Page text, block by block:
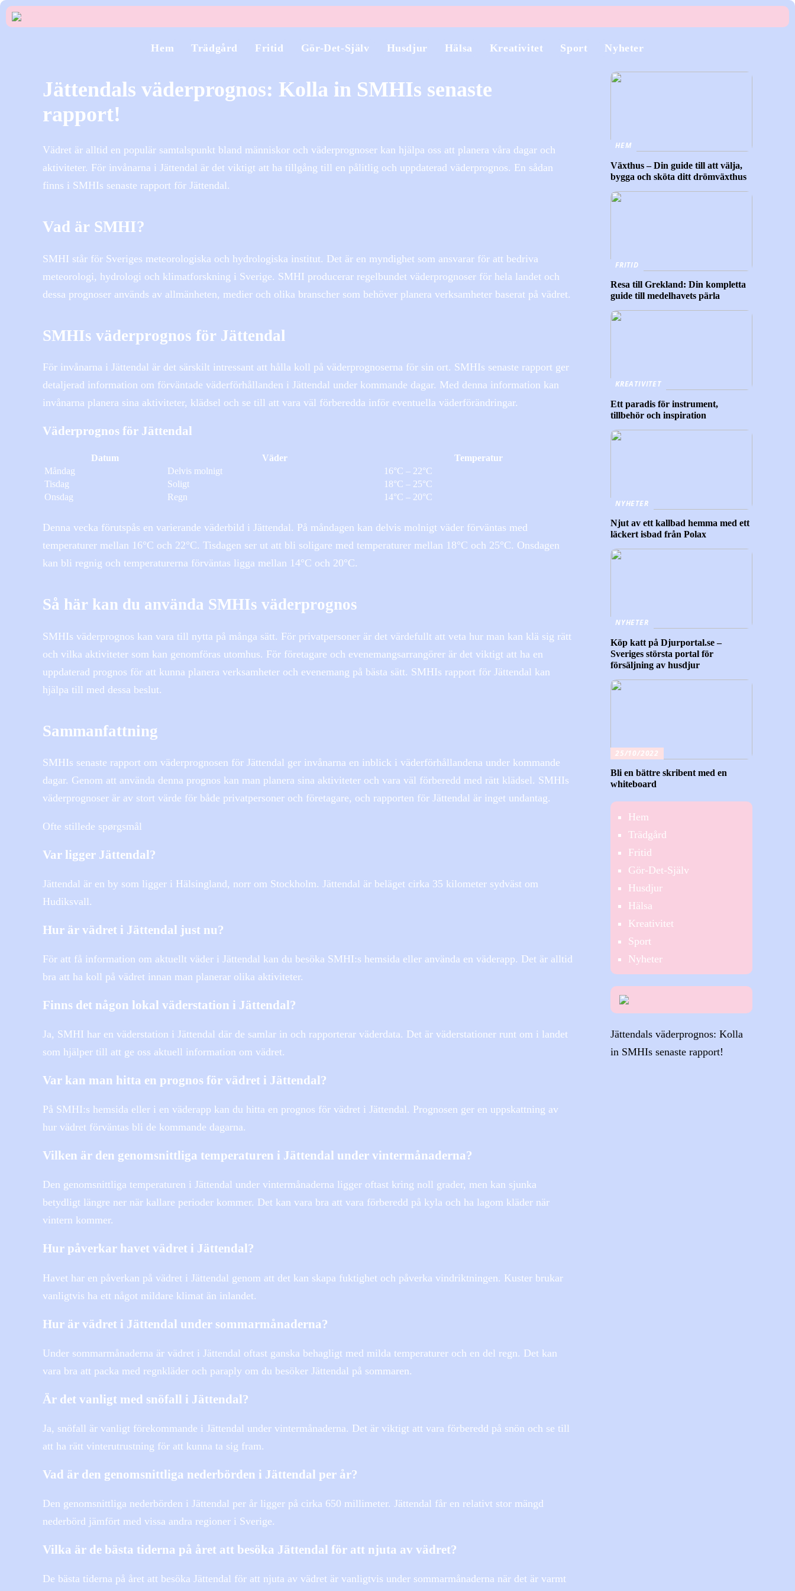
Hem Trädgård Fritid Gör-Det-Själv Husdjur Hälsa Kreativitet Sport Nyheter
Jättendals väderprognos: Kolla in SMHIs senaste
rapport!
Vädret är alltid en populär samtalspunkt bland människor och väderprognoser kan hjälpa oss att planera våra dagar och
aktiviteter. För invånarna i Jättendal är det viktigt att ha tillgång till en pålitlig och uppdaterad väderprognos. En sådan
finns i SMHIs senaste rapport för Jättendal.
Vad är SMHI?
SMHI står för Sveriges meteorologiska och hydrologiska institut. Det är en myndighet som ansvarar för att bedriva
meteorologi, hydrologi och klimatforskning i Sverige. SMHI producerar regelbundet väderprognoser för hela landet och
dessa prognoser används av allmänheten, medier och olika branscher som behöver planera verksamheter baserat på vädret.
SMHIs väderprognos för Jättendal
För invånarna i Jättendal är det särskilt intressant att hålla koll på väderprognoserna för sin ort. SMHIs senaste rapport ger
detaljerad information om förväntade väderförhållanden i Jättendal under kommande dagar. Med denna information kan
invånarna planera sina aktiviteter, klädsel och se till att vara väl förberedda inför eventuella väderförändringar.
Väderprognos för Jättendal
Datum Väder
Temperatur
Måndag
Delvis molnigt
16°C – 22°C
Tisdag
Soligt
18°C – 25°C
Onsdag
Regn 14°C – 20°C
Denna vecka förutspås en varierande väderbild i Jättendal. På måndagen kan delvis molnigt väder förväntas med
temperaturer mellan 16°C och 22°C. Tisdagen ser ut att bli soligare med temperaturer mellan 18°C och 25°C. Onsdagen
kan bli regnig och temperaturerna förväntas ligga mellan 14°C och 20°C.
Så här kan du använda SMHIs väderprognos
SMHIs väderprognos kan vara till nytta på många sätt. För privatpersoner är det värdefullt att veta hur man kan klä sig rätt
och vilka aktiviteter som kan genomföras utomhus. För företagare och evenemangsarrangörer är det viktigt att ha en
uppdaterad prognos för att kunna planera verksamheter och evenemang på bästa sätt. SMHIs rapport för Jättendal kan
hjälpa till med dessa beslut.
Sammanfattning
SMHIs senaste rapport om väderprognosen för Jättendal ger invånarna en inblick i väderförhållandena under kommande
dagar. Genom att använda denna prognos kan man planera sina aktiviteter och vara väl förberedd med rätt klädsel. SMHIs
väderprognoser är av stort värde för både privatpersoner och företagare, och rapporten för Jättendal är inget undantag.
Ofte stillede spørgsmål
Var ligger Jättendal?
Jättendal är en by som ligger i Hälsingland, norr om Stockholm. Jättendal är beläget cirka 35 kilometer sydväst om
Hudiksvall.
Hur är vädret i Jättendal just nu?
För att få information om aktuellt väder i Jättendal kan du besöka SMHI:s hemsida eller använda en väderapp. Det är alltid
bra att ha koll på vädret innan man planerar olika aktiviteter.
Finns det någon lokal väderstation i Jättendal?
Ja, SMHI har en väderstation i Jättendal där de samlar in och rapporterar väderdata. Det är väderstationer runt om i landet
som hjälper till att ge oss aktuell information om vädret.
Var kan man hitta en prognos för vädret i Jättendal?
På SMHI:s hemsida eller i en väderapp kan du hitta en prognos för vädret i Jättendal. Prognosen ger en uppskattning av
hur vädret förväntas bli de kommande dagarna.
Vilken är den genomsnittliga temperaturen i Jättendal under vintermånaderna?
Den genomsnittliga temperaturen i Jättendal under vintermånaderna ligger oftast kring noll grader, men kan sjunka
betydligt längre ner när kallare perioder kommer. Det kan vara bra att vara förberedd på kyla och ha lagom kläder när
vintern kommer.
Hur påverkar havet vädret i Jättendal?
Havet har en påverkan på vädret i Jättendal genom att det kan skapa fuktighet och påverka vindriktningen. Kuster brukar
vanligtvis ha ett något mildare klimat än inlandet.
Hur är vädret i Jättendal under sommarmånaderna?
Under sommarmånaderna är vädret i Jättendal oftast ganska behagligt med milda temperaturer och en del regn. Det kan
vara bra att packa med regnkläder och paraply om du besöker Jättendal på sommaren.
Är det vanligt med snöfall i Jättendal?
Ja, snöfall är vanligt förekommande i Jättendal under vintermånaderna. Det är viktigt att vara förberedd på snön och se till
att ha rätt vinterutrustning för att kunna ta sig fram.
Vad är den genomsnittliga nederbörden i Jättendal per år?
Den genomsnittliga nederbörden i Jättendal per år ligger på cirka 650 millimeter. Jättendal får en relativt stor mängd
nederbörd jämfört med vissa andra regioner i Sverige.
Vilka är de bästa tiderna på året att besöka Jättendal för att njuta av vädret?
De bästa tiderna på året att besöka Jättendal för att njuta av vädret är vanligtvis under sommarmånaderna när det är varmt
HEM
Växthus – Din guide till att välja,
bygga och sköta ditt drömväxthus
FRITID
Resa till Grekland: Din kompletta
guide till medelhavets pärla
KREATIVITET
Ett paradis för instrument,
tillbehör och inspiration
NYHETER
Njut av ett kallbad hemma med ett
läckert isbad från Polax
NYHETER
Köp katt på Djurportal.se –
Sveriges största portal för
försäljning av husdjur
25/10/2022
Bli en bättre skribent med en
whiteboard
Hem
Trädgård
Fritid
Gör-Det-Själv
Husdjur
Hälsa
Kreativitet
Sport
Nyheter
Jättendals väderprognos: Kolla
in SMHIs senaste rapport!